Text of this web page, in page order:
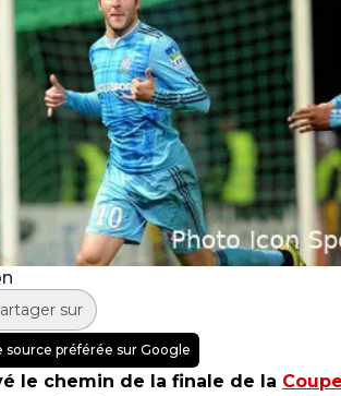
sur
préférée sur Google
le chemin de la finale de la